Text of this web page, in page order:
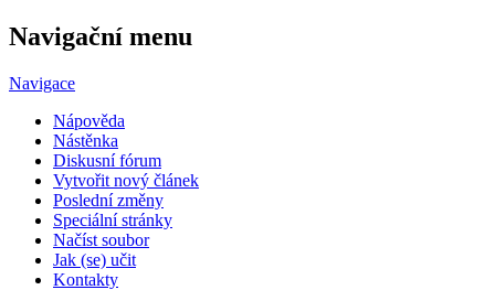
Navigační menu
Navigace
Nápověda
Nástěnka
Diskusní fórum
Vytvořit nový článek
Poslední změny
Speciální stránky
Načíst soubor
Jak (se) učit
Kontakty